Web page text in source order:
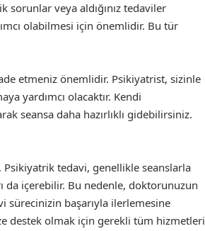
sorunlar veya aldığınız tedaviler
olabilmesi için önemlidir. Bu tür
etmeniz önemlidir. Psikiyatrist, sizinle
yardımcı olacaktır. Kendi
seansa daha hazırlıklı gidebilirsiniz.
Psikiyatrik tedavi, genellikle seanslarla
da içerebilir. Bu nedenle, doktorunuzun
başarıyla ilerlemesine
destek olmak için gerekli tüm hizmetleri